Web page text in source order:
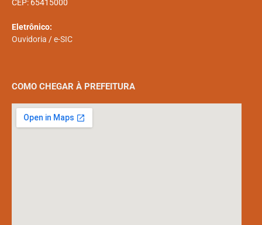
CEP: 65415000
Eletrônico:
Ouvidoria /e-SIC
COMO CHEGAR À PREFEITURA